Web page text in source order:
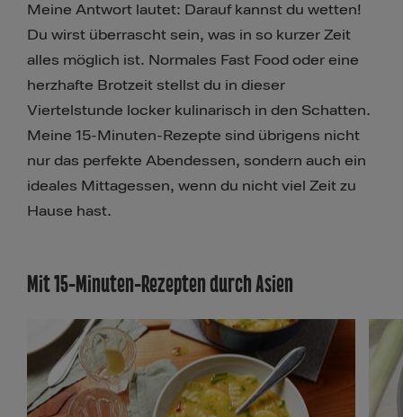
Meine Antwort lautet: Darauf kannst du wetten!
Du wirst überrascht sein, was in so kurzer Zeit
alles möglich ist. Normales Fast Food oder eine
herzhafte Brotzeit stellst du in dieser
Viertelstunde locker kulinarisch in den Schatten.
Meine 15-Minuten-Rezepte sind übrigens nicht
nur das perfekte Abendessen, sondern auch ein
ideales Mittagessen, wenn du nicht viel Zeit zu
Hause hast.
Mit 15-Minuten-Rezepten durch Asien